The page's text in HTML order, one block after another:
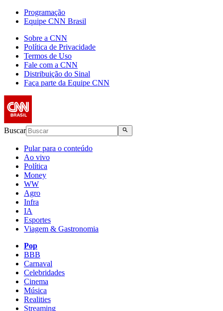
Programação
Equipe CNN Brasil
Sobre a CNN
Política de Privacidade
Termos de Uso
Fale com a CNN
Distribuição do Sinal
Faça parte da Equipe CNN
Buscar
Pular para o conteúdo
Ao vivo
Política
Money
WW
Agro
Infra
IA
Esportes
Viagem & Gastronomia
Pop
BBB
Carnaval
Celebridades
Cinema
Música
Realities
Streaming